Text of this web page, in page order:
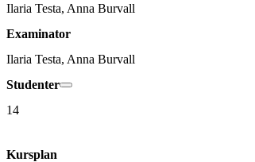
Ilaria Testa, Anna Burvall
Examinator
Ilaria Testa, Anna Burvall
Studenter
14
Kursplan